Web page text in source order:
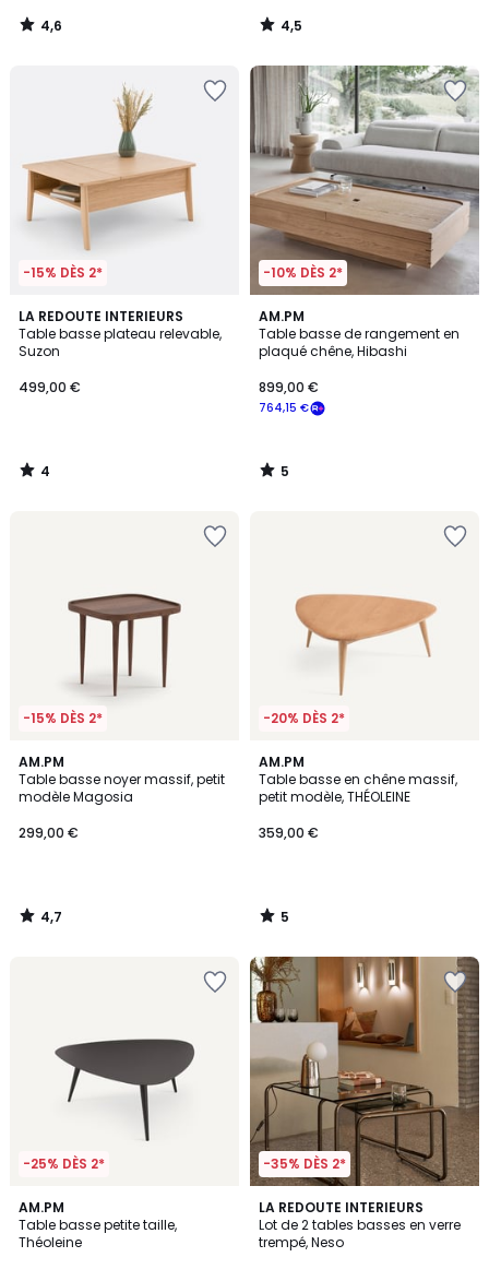
4,6
/
4,5
/
-15% DÈS 2*
LA REDOUTE INTERIEURS
Table basse plateau relevable,
Suzon
499,00 €
4
/
5
4
/
-10% DÈS 2*
AM.PM
Table basse de rangement en
plaqué chêne, Hibashi
764,15 €
899,00 €
5
/
5
5
/
-15% DÈS 2*
AM.PM
Table basse noyer massif, petit
modèle Magosia
299,00 €
4,7
/ 5
4,7
/
-20% DÈS 2*
AM.PM
Table basse en chêne massif,
petit modèle, THÉOLEINE
359,00 €
5
/
5
5
/
-25% DÈS 2*
AM.PM
Table basse petite taille,
Théoleine
-35% DÈS 2*
LA REDOUTE INTERIEURS
Lot de 2 tables basses en verre
trempé, Neso
4,3
/ 5